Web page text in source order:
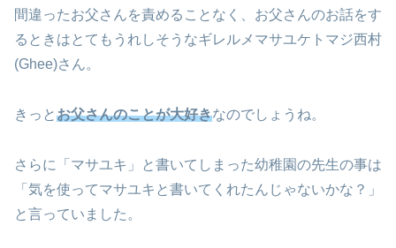
間違ったお父さんを責めることなく、お父さんのお話をす
るときはとてもうれしそうなギレルメマサユケトマジ西村
(Ghee)さん。
きっとお父さんのことが大好きなのでしょうね。
さらに「マサユキ」と書いてしまった幼稚園の先生の事は
「気を使ってマサユキと書いてくれたんじゃないかな？」
と言っていました。